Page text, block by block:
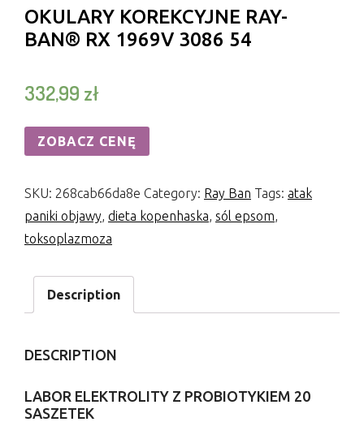
OKULARY KOREKCYJNE RAY-
BAN® RX 1969V 3086 54
332,99 zł
ZOBACZ CENĘ
SKU: 268cab66da8e Category: Ray Ban Tags: atak
paniki objawy, dieta kopenhaska, sól epsom,
toksoplazmoza
Description
DESCRIPTION
LABOR ELEKTROLITY Z PROBIOTYKIEM 20
SASZETEK